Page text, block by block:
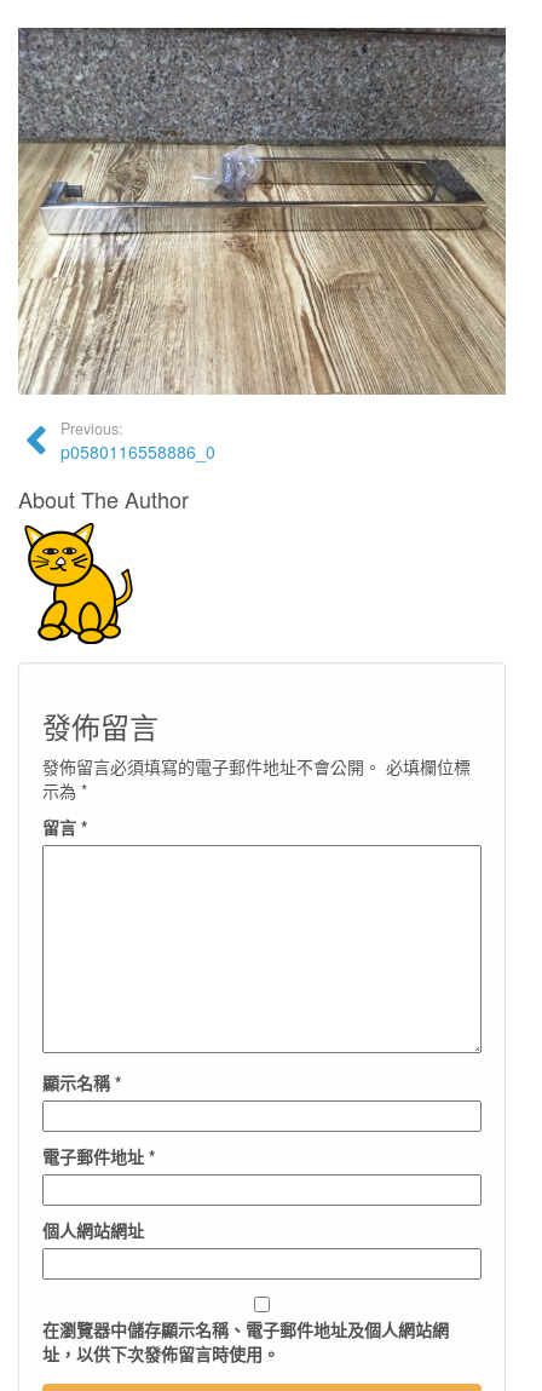
Previous:
p0580116558886_0
About The Author
發佈留言
發佈留言必須填寫的電子郵件地址不會公開。 必填欄位標
示為 *
留言 *
顯示名稱*
電子郵件地址 *
個人網站網址
在瀏覽器中儲存顯示名稱、電子郵件地址及個人網站網
址，以供下次發佈留言時使用。